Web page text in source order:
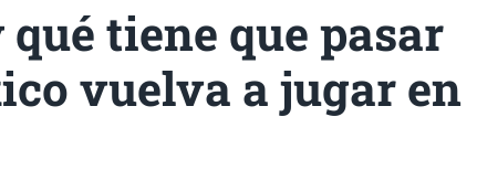
qué tiene que pasar
vuelva a jugar en